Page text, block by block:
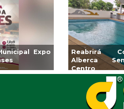
para la
exponen
Bicentenario